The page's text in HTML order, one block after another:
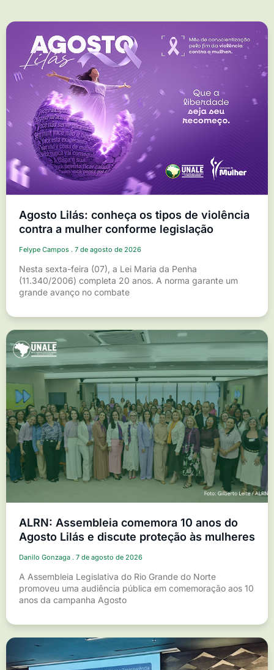
Agosto Lilás: conheça os tipos de violência
contra a mulher conforme legislação
Felype Campos 7 de agosto de 2026
Nesta sexta-feira (07), a Lei Maria da Penha
(11.340/2006) completa 20 anos. A norma garante um
grande avanço no combate
ALRN: Assembleia comemora 10 anos do
Agosto Lilás e discute proteção às mulheres
Danilo Gonzaga 7 de agosto de 2026
A Assembleia Legislativa do Rio Grande do Norte
promoveu uma audiência pública em comemoração aos 10
anos da campanha Agosto